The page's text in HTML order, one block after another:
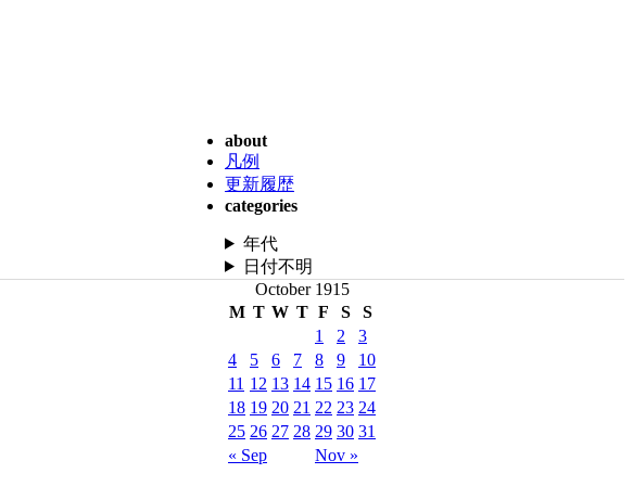
about
凡例
更新履歴
categories
年代
日付不明
October 1915
M T W T F S S
« Sep Nov »
1 2
3
4
5 6 7 8 9
10
11 12 13 14 15 16 17
18 19 20 21 22 23 24
25 26 27 28 29 30 31